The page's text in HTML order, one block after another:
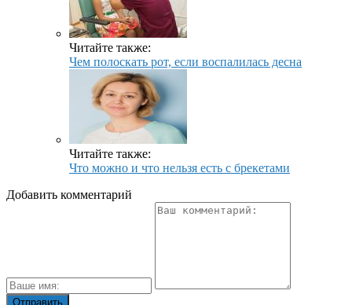
Читайте также:
Чем полоскать рот, если воспалилась десна
Читайте также:
Что можно и что нельзя есть с брекетами
Добавить комментарий